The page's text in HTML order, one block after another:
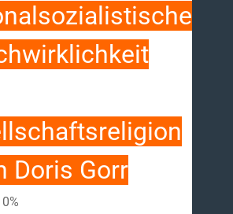
Doris Gorr